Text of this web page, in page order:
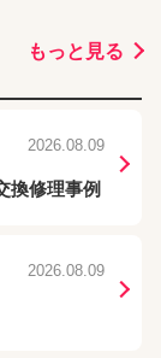
もっと見る
2026.08.09
換修理事例
2026.08.09